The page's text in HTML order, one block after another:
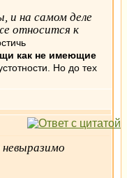
и на самом деле
относится к
как не имеющие
Но до тех